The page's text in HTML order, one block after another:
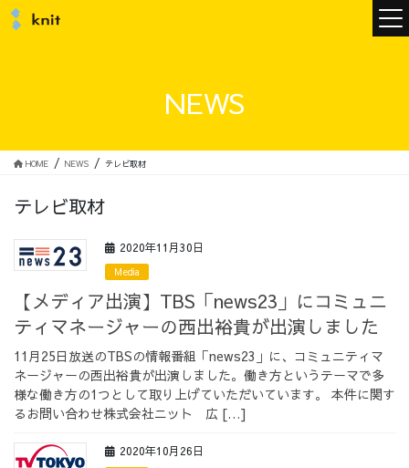
メンバー 会社概要
サービス
NEWS
HOME NEWS テレビ取材
テレビ取材
2020年11月30日
Media
【メディア出演】TBS「news23」にコミュニ
ティマネージャーの西出裕貴が出演しました
11月25日放送のTBSの情報番組「news23」に、コミュニティマ
ネージャーの西出裕貴が出演しました。働き方というテーマで多
様な働き方の1つとして取り上げていただいています。 本件に関す
るお問い合わせ株式会社ニット 広 […]
2020年10月26日